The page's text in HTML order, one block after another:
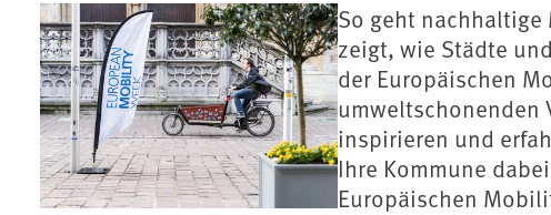
So geht
zeigt, wie Städte
der Europäischen
umweltschonenden
inspirieren und
Ihre Kommune
Europäischen